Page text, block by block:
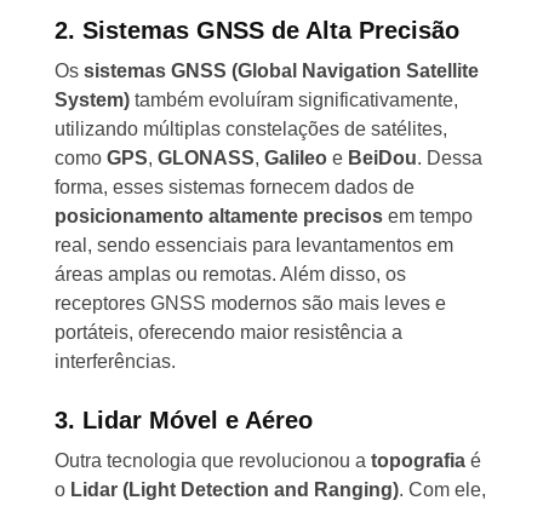
2. Sistemas GNSS de Alta Precisão
Os sistemas GNSS (Global Navigation Satellite
System)também evoluíram significativamente,
utilizando múltiplas constelações de satélites,
como GPS, GLONASS, Galileoe BeiDou. Dessa
forma, esses sistemas fornecem dados de
posicionamento altamente precisosem tempo
real, sendo essenciais para levantamentos em
áreas amplas ou remotas. Além disso, os
receptores GNSS modernos são mais leves e
portáteis, oferecendo maior resistência a
interferências.
3. Lidar Móvel e Aéreo
Outra tecnologia que revolucionou a topografiaé
o Lidar (Light Detection and Ranging). Com ele,